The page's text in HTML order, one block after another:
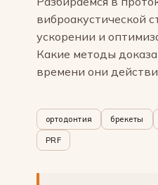
виброакустической
ускорении и
Какие методы
времени они
ортодонтия брекеты
PRF